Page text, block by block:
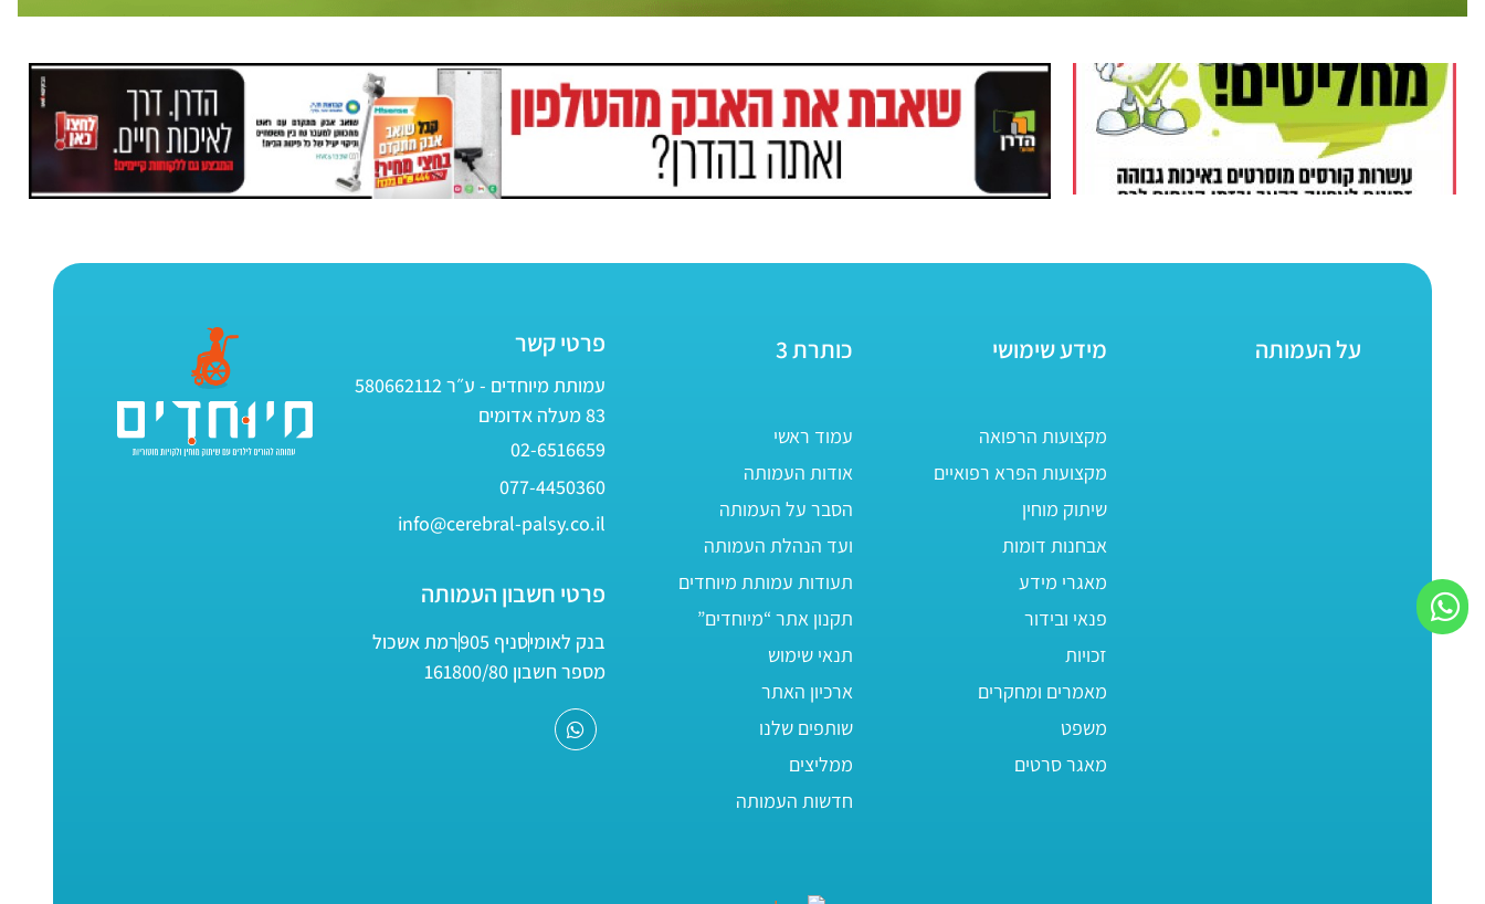
על העמותה מידע שימושי
מקצועות הרפואה
מקצועות הפרא רפואיים
שיתוק מוחין
אבחנות דומות
מאגרי מידע
פנאי ובידור
זכויות
מאמרים ומחקרים
משפט
מאגר סרטים
כותרת 3
עמוד ראשי
אודות העמותה
הסבר על העמותה
ועד הנהלת העמותה
תעודות עמותת מיוחדים
תקנון אתר “מיוחדים”
תנאי שימוש
ארכיון האתר
שותפים שלנו
ממליצים
חדשות העמותה
פרטי קשר
עמותת מיוחדים - ע״ר 580662112
83 מעלה אדומים
02-6516659
077-4450360
info@cerebral-palsy.co.il
פרטי חשבון העמותה
בנק לאומיסניף 905
רמת אשכול
מספר חשבון 161800/80